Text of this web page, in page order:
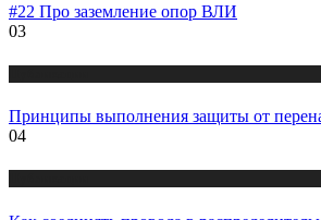
#22 Про заземление опор ВЛИ
03
Принципы выполнения защиты от
04